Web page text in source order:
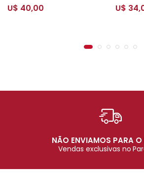
U$ 40,00 U$
NÃO ENVIAMOS PARA O
Vendas exclusivas no